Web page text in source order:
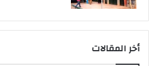
أخر المقالات